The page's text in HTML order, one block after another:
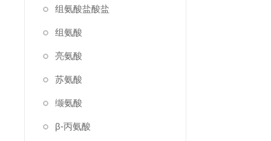
组氨酸盐酸盐
组氨酸
亮氨酸
苏氨酸
缬氨酸
β-丙氨酸